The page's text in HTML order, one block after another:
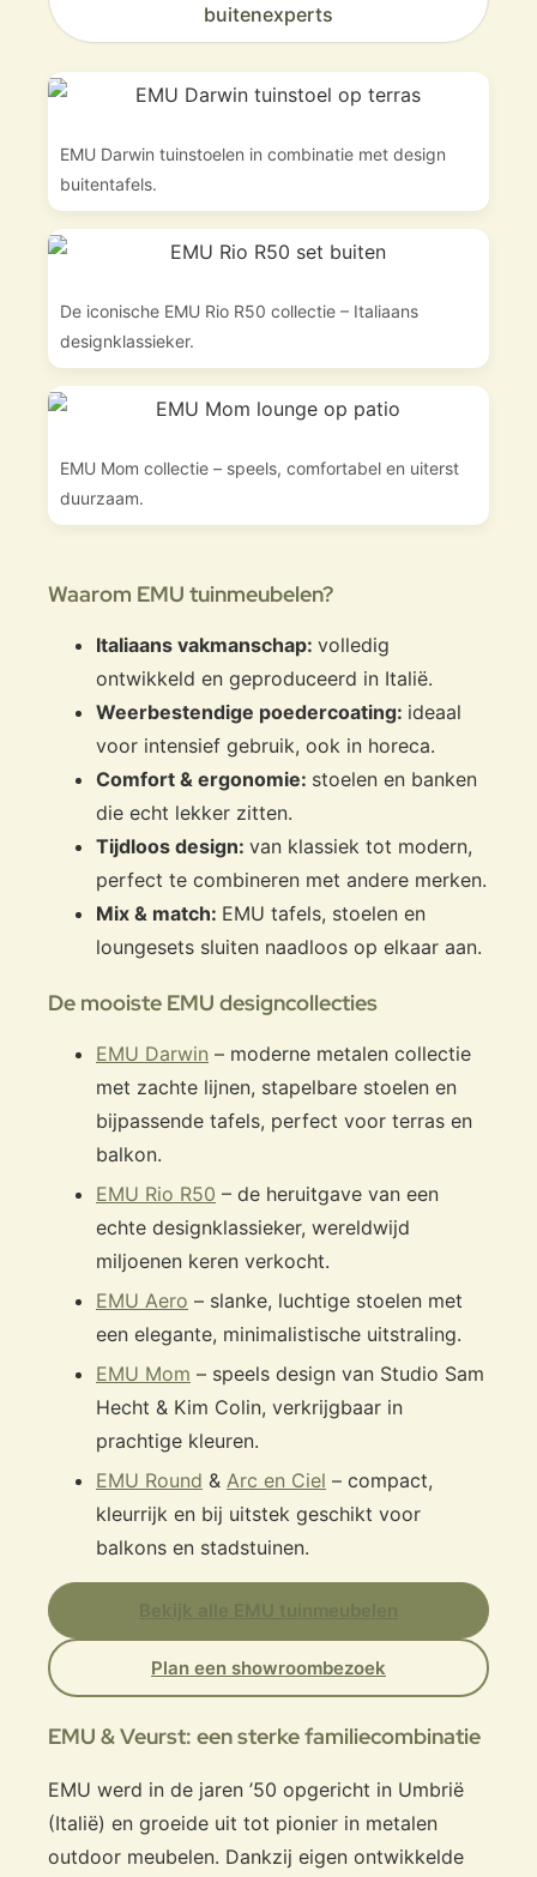
buitenexperts
EMU Darwin tuinstoelen in combinatie met design
buitentafels.
De iconische EMU Rio R50 collectie – Italiaans
designklassieker.
EMU Mom collectie – speels, comfortabel en uiterst
duurzaam.
Waarom EMU tuinmeubelen?
Italiaans vakmanschap: volledig
ontwikkeld en geproduceerd in Italië.
Weerbestendige poedercoating: ideaal
voor intensief gebruik, ook in horeca.
Comfort & ergonomie: stoelen en banken
die echt lekker zitten.
Tijdloos design: van klassiek tot modern,
perfect te combineren met andere merken.
Mix & match: EMU tafels, stoelen en
loungesets sluiten naadloos op elkaar aan.
De mooiste EMU designcollecties
EMU Darwin – moderne metalen collectie
met zachte lijnen, stapelbare stoelen en
bijpassende tafels, perfect voor terras en
balkon.
EMU Rio R50 – de heruitgave van een
echte designklassieker, wereldwijd
miljoenen keren verkocht.
EMU Aero – slanke, luchtige stoelen met
een elegante, minimalistische uitstraling.
EMU Mom – speels design van Studio Sam
Hecht & Kim Colin, verkrijgbaar in
prachtige kleuren.
EMU Round & Arc en Ciel – compact,
kleurrijk en bij uitstek geschikt voor
balkons en stadstuinen.
Plan een showroombezoek
EMU & Veurst: een sterke familiecombinatie
EMU werd in de jaren ’50 opgericht in Umbrië
(Italië) en groeide uit tot pionier in metalen
outdoor meubelen. Dankzij eigen ontwikkelde